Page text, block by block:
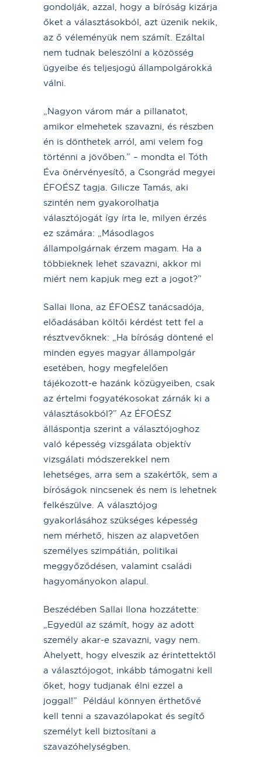
gondolják, azzal, hogy a bíróság kizárja
őket a választásokból, azt üzenik nekik,
az ő véleményük nem számít. Ezáltal
nem tudnak beleszólni a közösség
ügyeibe és teljesjogú állampolgárokká
válni.
„Nagyon várom már a pillanatot,
amikor elmehetek szavazni, és részben
én is dönthetek arról, ami velem fog
történni a jövőben.” – mondta el Tóth
Éva önérvényesítő, a Csongrád megyei
ÉFOÉSZ tagja. Gilicze Tamás, aki
szintén nem gyakorolhatja
választójogát így írta le, milyen érzés
ez számára: „Másodlagos
állampolgárnak érzem magam. Ha a
többieknek lehet szavazni, akkor mi
miért nem kapjuk meg ezt a jogot?”
Sallai Ilona, az ÉFOÉSZ tanácsadója,
előadásában költői kérdést tett fel a
résztvevőknek: „Ha bíróság döntené el
minden egyes magyar állampolgár
esetében, hogy megfelelően
tájékozott-e hazánk közügyeiben, csak
az értelmi fogyatékosokat zárnák ki a
választásokból?” Az ÉFOÉSZ
álláspontja szerint a választójoghoz
való képesség vizsgálata objektív
vizsgálati módszerekkel nem
lehetséges, arra sem a szakértők, sem a
bíróságok nincsenek és nem is lehetnek
felkészülve. A választójog
gyakorlásához szükséges képesség
nem mérhető, hiszen az alapvetően
személyes szimpátián, politikai
meggyőződésen, valamint családi
hagyományokon alapul.
Beszédében Sallai Ilona hozzátette:
„Egyedül az számít, hogy az adott
személy akar-e szavazni, vagy nem.
Ahelyett, hogy elveszik az érintettektől
a választójogot, inkább támogatni kell
őket, hogy tudjanak élni ezzel a
joggal!” Például könnyen érthetővé
kell tenni a szavazólapokat és segítő
személyt kell biztosítani a
szavazóhelységben.